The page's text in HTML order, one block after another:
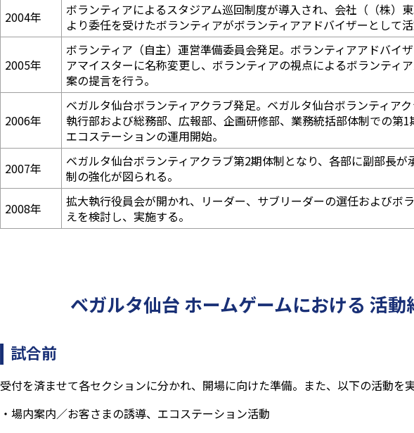
2004年
ボランティアによるスタジアム巡回制度が導入され、会社（（株）
より委任を受けたボランティアがボランティアアドバイザーとして
2005年
ボランティア（自主）運営準備委員会発足。ボランティアアドバイ
アマイスターに名称変更し、ボランティアの視点によるボランティ
案の提言を行う。
2006年
ベガルタ仙台ボランティアクラブ発足。ベガルタ仙台ボランティア
執行部および総務部、広報部、企画研修部、業務統括部体制での第
エコステーションの運用開始。
2007年
ベガルタ仙台ボランティアクラブ第2期体制となり、各部に副部長が
制の強化が図られる。
2008年
拡大執行役員会が開かれ、リーダー、サブリーダーの選任およびボ
えを検討し、実施する。
ベガルタ仙台 ホームゲームにおける 活動
試合前
受付を済ませて各セクションに分かれ、開場に向けた準備。また、以下の活動を
・場内案内／お客さまの誘導、エコステーション活動